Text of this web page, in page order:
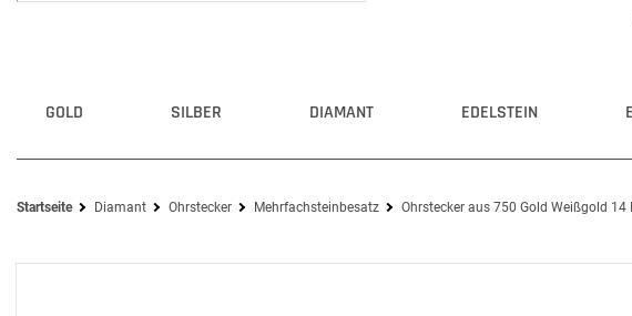
GOLD SILBER DIAMANT EDELSTEIN
Startseite Diamant Ohrstecker Mehrfachsteinbesatz Ohrstecker aus 750 Gold Weißgold